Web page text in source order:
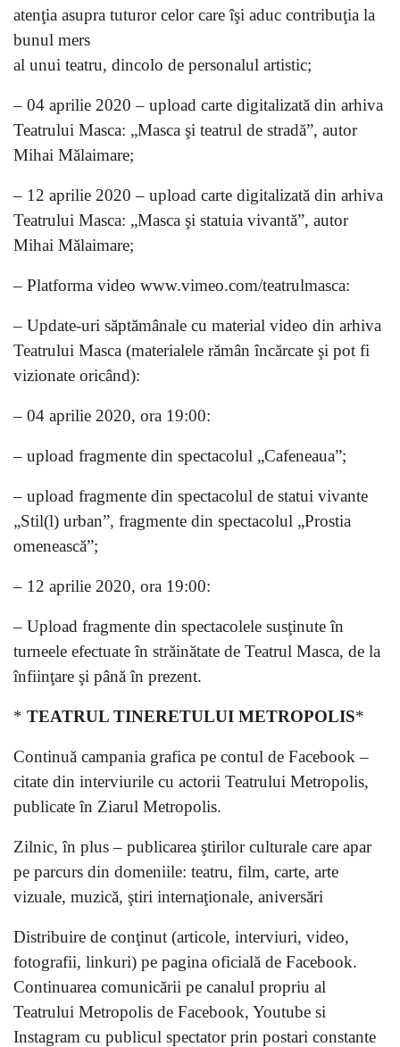
atenţia asupra tuturor celor care îşi aduc contribuţia la
bunul mers
al unui teatru, dincolo de personalul artistic;
– 04 aprilie 2020 – upload carte digitalizată din arhiva
Teatrului Masca: „Masca şi teatrul de stradă”, autor
Mihai Mălaimare;
– 12 aprilie 2020 – upload carte digitalizată din arhiva
Teatrului Masca: „Masca şi statuia vivantă”, autor
Mihai Mălaimare;
– Platforma video www.vimeo.com/teatrulmasca:
– Update-uri săptămânale cu material video din arhiva
Teatrului Masca (materialele rămân încărcate şi pot fi
vizionate oricând):
– 04 aprilie 2020, ora 19:00:
– upload fragmente din spectacolul „Cafeneaua”;
– upload fragmente din spectacolul de statui vivante
„Stil(l) urban”, fragmente din spectacolul „Prostia
omenească”;
– 12 aprilie 2020, ora 19:00:
– Upload fragmente din spectacolele susţinute în
turneele efectuate în străinătate de Teatrul Masca, de la
înfiinţare şi până în prezent.
* TEATRUL TINERETULUI METROPOLIS*
Continuă campania grafica pe contul de Facebook –
citate din interviurile cu actorii Teatrului Metropolis,
publicate în Ziarul Metropolis.
Zilnic, în plus – publicarea ştirilor culturale care apar
pe parcurs din domeniile: teatru, film, carte, arte
vizuale, muzică, ştiri internaţionale, aniversări
Distribuire de conţinut (articole, interviuri, video,
fotografii, linkuri) pe pagina oficială de Facebook.
Continuarea comunicării pe canalul propriu al
Teatrului Metropolis de Facebook, Youtube si
Instagram cu publicul spectator prin postari constante